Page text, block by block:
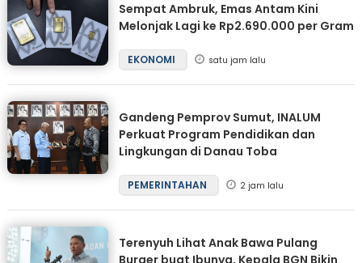
Sempat Ambruk, Emas Antam Kini
Melonjak Lagi ke Rp2.690.000 per Gram
EKONOMI satu jam lalu
Gandeng Pemprov Sumut, INALUM
Perkuat Program Pendidikan dan
Lingkungan di Danau Toba
PEMERINTAHAN 2 jam lalu
Terenyuh Lihat Anak Bawa Pulang